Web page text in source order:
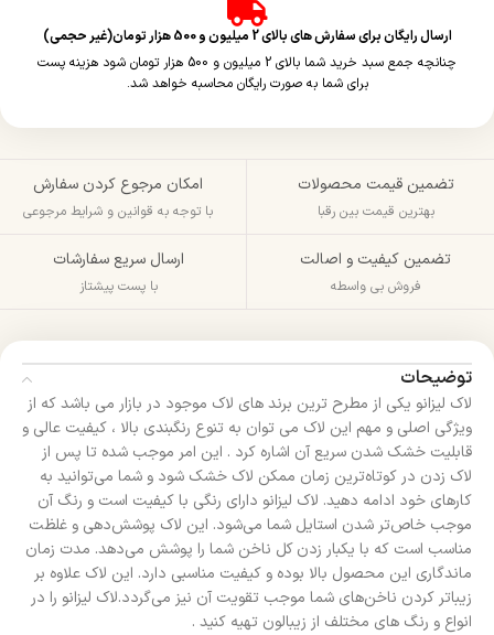
ارسال رایگان برای سفارش های بالای 2 میلیون و 500 هزار تومان(غیر حجمی)
چنانچه جمع سبد خرید شما بالای 2 میلیون و 500 هزار تومان شود هزینه پست
برای شما به صورت رایگان محاسبه خواهد شد.
تضمین قیمت محصولات
بهترین قیمت بین رقبا
امکان مرجوع کردن سفارش
با توجه به قوانین و شرایط مرجوعی
تضمین کیفیت و اصالت
فروش بی واسطه
ارسال سریع سفارشات
با پست پیشتاز
توضیحات
لاک لیزانو یکی از مطرح ترین برند های لاک موجود در بازار می باشد که از
ویژگی اصلی و مهم این لاک می توان به تنوع رنگبندی بالا ، کیفیت عالی و
قابلیت خشک شدن سریع آن اشاره کرد . این امر موجب شده تا پس از
لاک زدن در کوتاه‌ترین زمان ممکن لاک خشک شود و شما می‌توانید به
کارهای خود ادامه دهید. لاک لیزانو دارای رنگی با کیفیت است و رنگ آن
موجب خاص‌تر شدن استایل شما می‌شود. این لاک پوشش‌دهی و غلظت
مناسب است که با یکبار زدن کل ناخن شما را پوشش می‌دهد. مدت زمان
ماندگاری این محصول بالا بوده و کیفیت مناسبی دارد. این لاک علاوه بر
زیباتر کردن ناخن‌های شما موجب تقویت آن نیز می‌گردد.لاک لیزانو را در
انواع و رنگ های مختلف از زیبالون تهیه کنید .